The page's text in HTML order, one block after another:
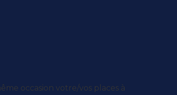
occasion votre/vos places à